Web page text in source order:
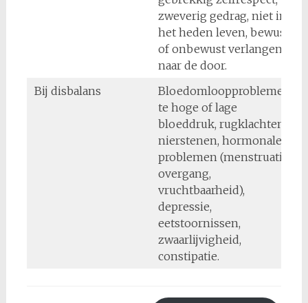
zweverig gedrag, niet in
het heden leven, bewust
of onbewust verlangen
naar de door.
Bij disbalans
Bloedomloopproblemen,
te hoge of lage
bloeddruk, rugklachten,
nierstenen, hormonale
problemen (menstruatie,
overgang,
vruchtbaarheid),
depressie,
eetstoornissen,
zwaarlijvigheid,
constipatie.